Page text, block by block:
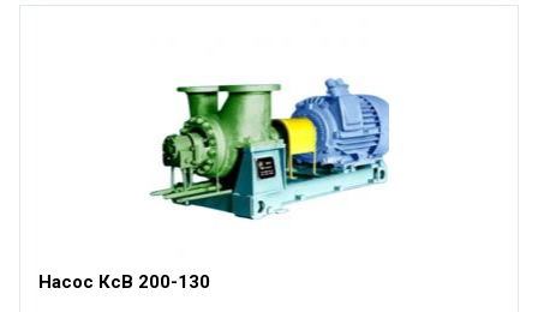
Насос КсВ 200-130